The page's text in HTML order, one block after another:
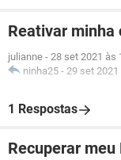
Reativar minha
julianne - 28 set 2021 às
ninha25 - 29 set 2021
1 Respostas
Recuperar